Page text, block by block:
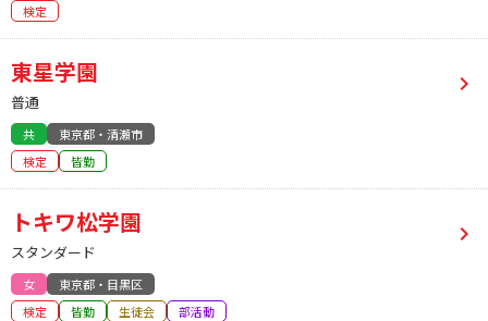
検定
東星学園
普通
共
東京都・清瀬市
検定
皆勤
トキワ松学園
スタンダード
女
東京都・目黒区
検定
皆勤 生徒会 部活動